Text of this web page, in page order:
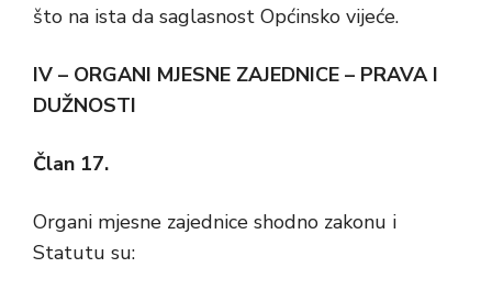
što na ista da saglasnost Općinsko vijeće.
IV – ORGANI MJESNE ZAJEDNICE – PRAVA I
DUŽNOSTI
Član 17.
Organi mjesne zajednice shodno zakonu i
Statutu su: